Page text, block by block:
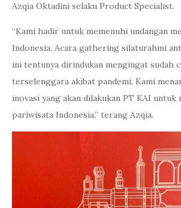
Azqia Oktadini selaku Product Specialist.
“Kami hadir untuk memenuhi undangan
Indonesia. Acara gathering silaturahmi
ini tentunya dirindukan mengingat sudah
terselenggara akibat pandemi. Kami
inovasi yang akan dilakukan PT KAI untuk
pariwisata Indonesia,” terang Azqia.